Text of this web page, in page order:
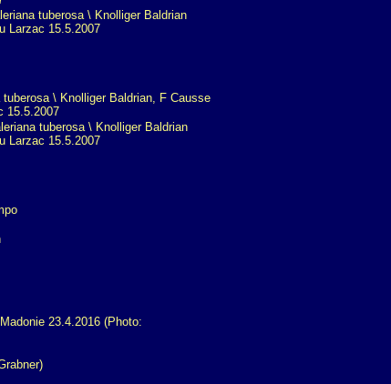
tuberosa \ Knolliger Baldrian
Larzac 15.5.2007
tuberosa \ Knolliger Baldrian
Larzac 15.5.2007